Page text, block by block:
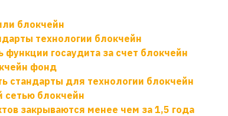
блокчейн
технологии блокчейн
госаудита за счет блокчейн
фонд
стандарты для технологии блокчейн
сетью блокчейн
закрываются менее чем за 1,5 года